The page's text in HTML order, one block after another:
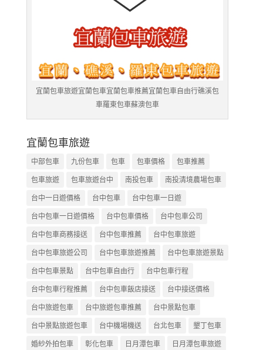
宜蘭包車旅遊宜蘭包車宜蘭包車推薦宜蘭包車自由行礁溪包
車羅東包車蘇澳包車
宜蘭包車旅遊
中部包車 九份包車 包車 包車價格
包車推薦
包車旅遊
包車旅遊台中 南投包車
南投清境農場包車
台中一日遊價格
台中包車
台中包車一日遊
台中包車一日遊價格
台中包車價格
台中包車公司
台中包車商務接送
台中包車推薦
台中包車旅遊
台中包車旅遊公司
台中包車旅遊推薦
台中包車旅遊景點
台中包車景點
台中包車自由行
台中包車行程
台中包車行程推薦
台中包車飯店接送
台中接送價格
台中旅遊包車
台中旅遊包車推薦
台中景點包車
台中景點旅遊包車
台中機場機送 台北包車
墾丁包車
婚紗外拍包車
彰化包車 日月潭包車
日月潭包車旅遊